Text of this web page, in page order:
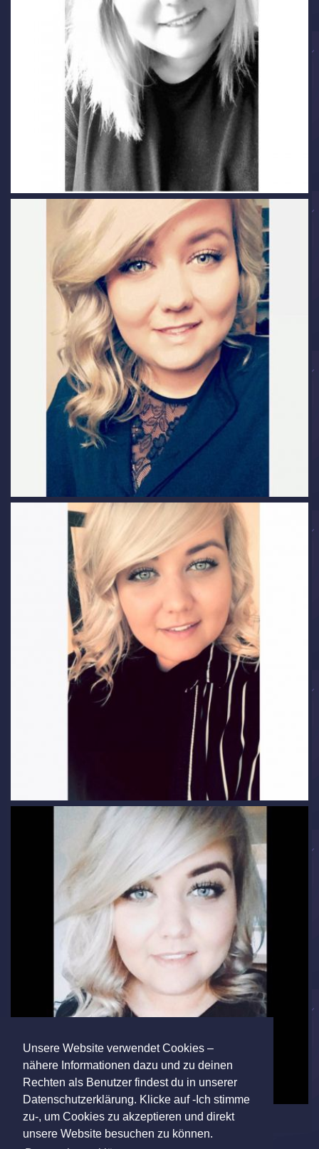
Unsere Website verwendet Cookies –
nähere Informationen dazu und zu deinen
Rechten als Benutzer findest du in unserer
Datenschutzerklärung. Klicke auf -Ich stimme
zu-, um Cookies zu akzeptieren und direkt
unsere Website besuchen zu können.